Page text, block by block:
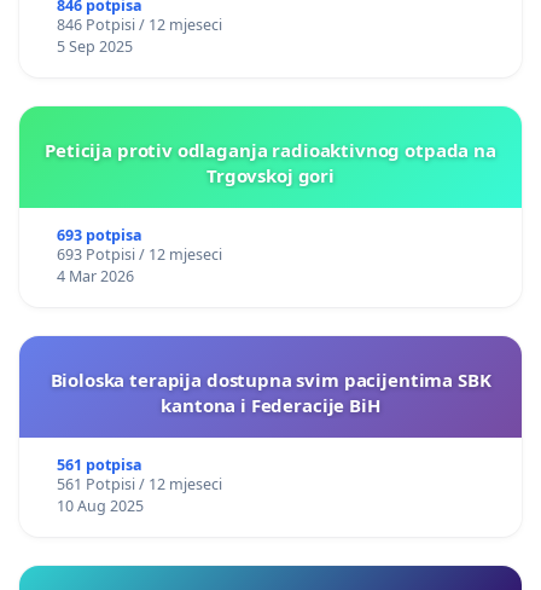
846 potpisa
846 Potpisi / 12 mjeseci
5 Sep 2025
Peticija protiv odlaganja radioaktivnog otpada na
Trgovskoj gori
693 potpisa
693 Potpisi / 12 mjeseci
4 Mar 2026
Bioloska terapija dostupna svim pacijentima SBK
kantona i Federacije BiH
561 potpisa
561 Potpisi / 12 mjeseci
10 Aug 2025